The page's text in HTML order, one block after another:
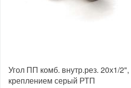
Угол ПП комб. внутр.рез. 20х1/2",
креплением серый РТП